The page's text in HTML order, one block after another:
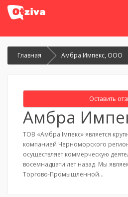
Главная Амбра Импекс, ООО
Оставить
Амбра
ТОВ «Амбра Імпекс» является
компанией Черноморского
осуществляет коммерческую
восемнадцати лет назад. Мы
Торгово-Промышленной…